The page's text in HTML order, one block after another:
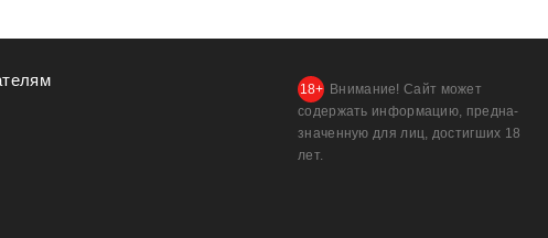
Внимание! Сайт может
содержать информацию, предна­
значенную для лиц, дости­гших 18
лет.